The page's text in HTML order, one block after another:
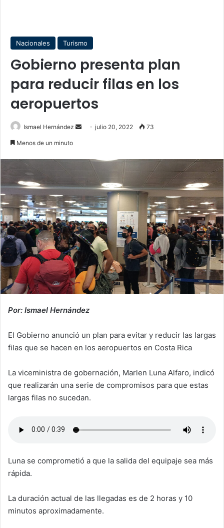
Nacionales Turismo
Gobierno presenta plan
para reducir filas en los
aeropuertos
Ismael Hernández
Sendjulio 20, 2022 73
Menos de un minuto
Por: Ismael Hernández
El Gobierno anunció un plan para evitar y reducir las largas
filas que se hacen en los aeropuertos en Costa Rica
La viceministra de gobernación, Marlen Luna Alfaro, indicó
que realizarán una serie de compromisos para que estas
largas filas no sucedan.
Luna se comprometió a que la salida del equipaje sea más
rápida.
La duración actual de las llegadas es de 2 horas y 10
minutos aproximadamente.